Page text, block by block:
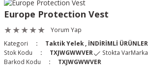
Pantolon
& Kalkanlar
Well) ve Arka Kabzalar
Europe Protection Vest
Yorum Yap
Kategori
Taktik Yelek
İNDİRİMLİ ÜRÜNLER
Stok Kodu
TXJWGWWVER Stokta VarMarka
Barkod Kodu
TXJWGWWVER